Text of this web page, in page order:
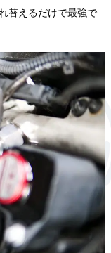
替えるだけで最強で